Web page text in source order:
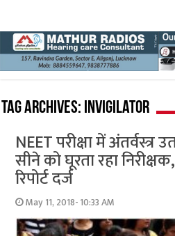
Tag Archives: invigilator
NEET परीक्षा में अंतर्वस्त्र
सीने को घूरता रहा
रिपोर्ट दर्ज
May 11, 2018- 10:33 AM